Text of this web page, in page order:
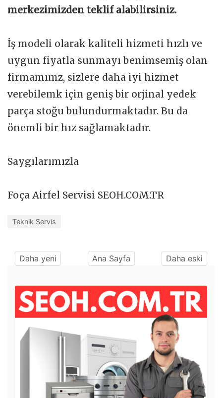
merkezimizden teklif alabilirsiniz.
İş modeli olarak kaliteli hizmeti hızlı ve
uygun fiyatla sunmayı benimsemiş olan
firmamımz, sizlere daha iyi hizmet
verebilemk için geniş bir orjinal yedek
parça stoğu bulundurmaktadır. Bu da
önemli bir hız sağlamaktadır.
Saygılarımızla
Foça Airfel Servisi SEOH.COM.TR
Teknik Servis
Daha yeni Ana Sayfa Daha eski